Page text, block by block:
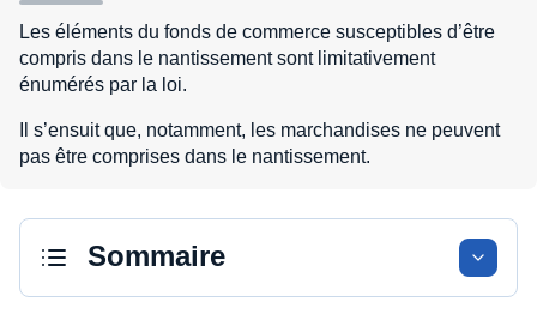
Les éléments du fonds de commerce susceptibles d’être
compris dans le nantissement sont limitativement
énumérés par la loi.
Il s’ensuit que, notamment, les marchandises ne peuvent
pas être comprises dans le nantissement.
Sommaire